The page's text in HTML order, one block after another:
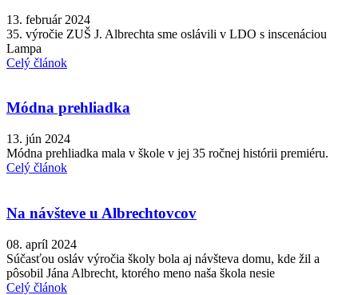
13. február 2024
35. výročie ZUŠ J. Albrechta sme oslávili v LDO s inscenáciou
Lampa
Celý článok
Módna prehliadka
13. jún 2024
Módna prehliadka mala v škole v jej 35 ročnej histórii premiéru.
Celý článok
Na návšteve u Albrechtovcov
08. apríl 2024
Súčasťou osláv výročia školy bola aj návšteva domu, kde žil a
pôsobil Jána Albrecht, ktorého meno naša škola nesie
Celý článok